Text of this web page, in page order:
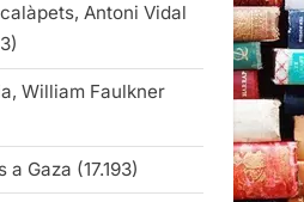
Antoni Vidal
William Faulkner
a Gaza (17.193)